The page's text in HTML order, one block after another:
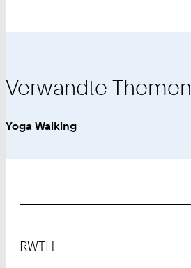
Verwandte Themen
Yoga Walking
RWTH